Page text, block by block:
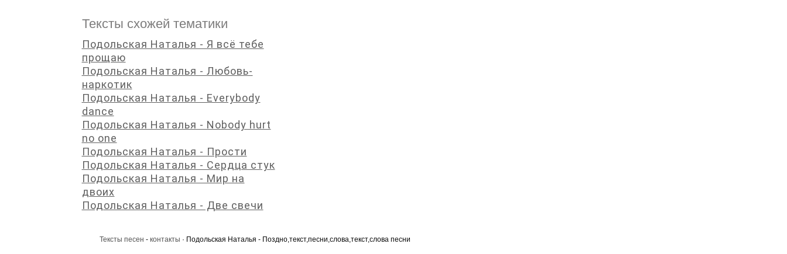
Тексты схожей тематики
Подольская Наталья - Я всё тебе
прощаю
Подольская Наталья - Любовь-
наркотик
Подольская Наталья - Everybody
dance
Подольская Наталья - Nobody hurt
no one
Подольская Наталья - Прости
Подольская Наталья - Сердца стук
Подольская Наталья - Мир на
двоих
Подольская Наталья - Две свечи
Тексты песен - контакты · Подольская Наталья - Поздно,текст,песни,слова,текст,слова песни